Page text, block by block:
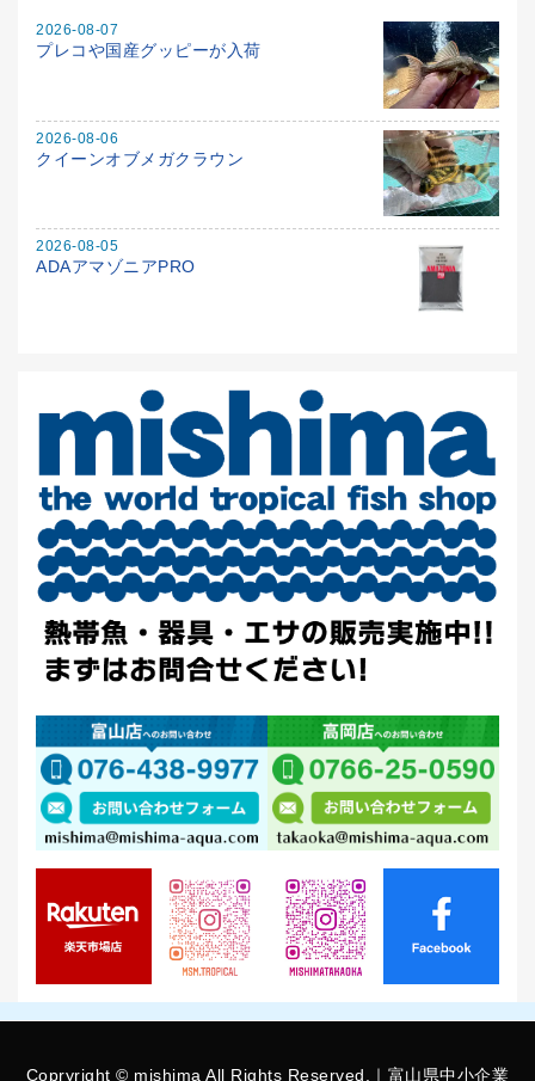
2026-08-07
プレコや国産グッピーが入荷
2026-08-06
クイーンオブメガクラウン
2026-08-05
ADAアマゾニアPRO
Copryright © mishima All Rights Reserved.｜富山県中小企業